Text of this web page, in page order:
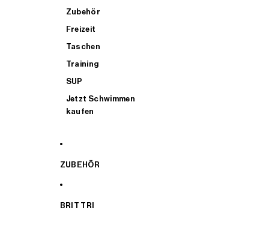
Zubehör
Freizeit
Taschen
Training
SUP
Jetzt Schwimmen
kaufen
ZUBEHÖR
BRIT TRI